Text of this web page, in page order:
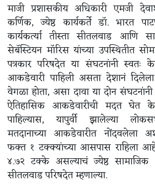
माजी प्रशासकीय अधिकारी एमजी
कर्णिक, ज्येष्ठ कार्यकर्ते डॉ. भारत
कार्यकर्त्या तीस्ता सीतलवाड आणि
सेबॅस्टियन मॉरिस यांच्या उपस्थितीत
पत्रकार परिषदेत या संघटनांनी स्वतः
आकडेवारी पाहिली असता देशानं
वेगळा होता, असा दावा या दोन
ऐतिहासिक आकडेवारीची मदत घेत
पाहिल्यास, यापुर्वी झालेल्या
मतदानाच्या आकडेवारीत नोंदवलेला
फक्त १ टक्क्यांच्या आसपास राहिला
४.७२ टक्के असल्याचं ज्येष्ठ सामाजिक
सीतलवाड परिषदेत म्हणाल्या.